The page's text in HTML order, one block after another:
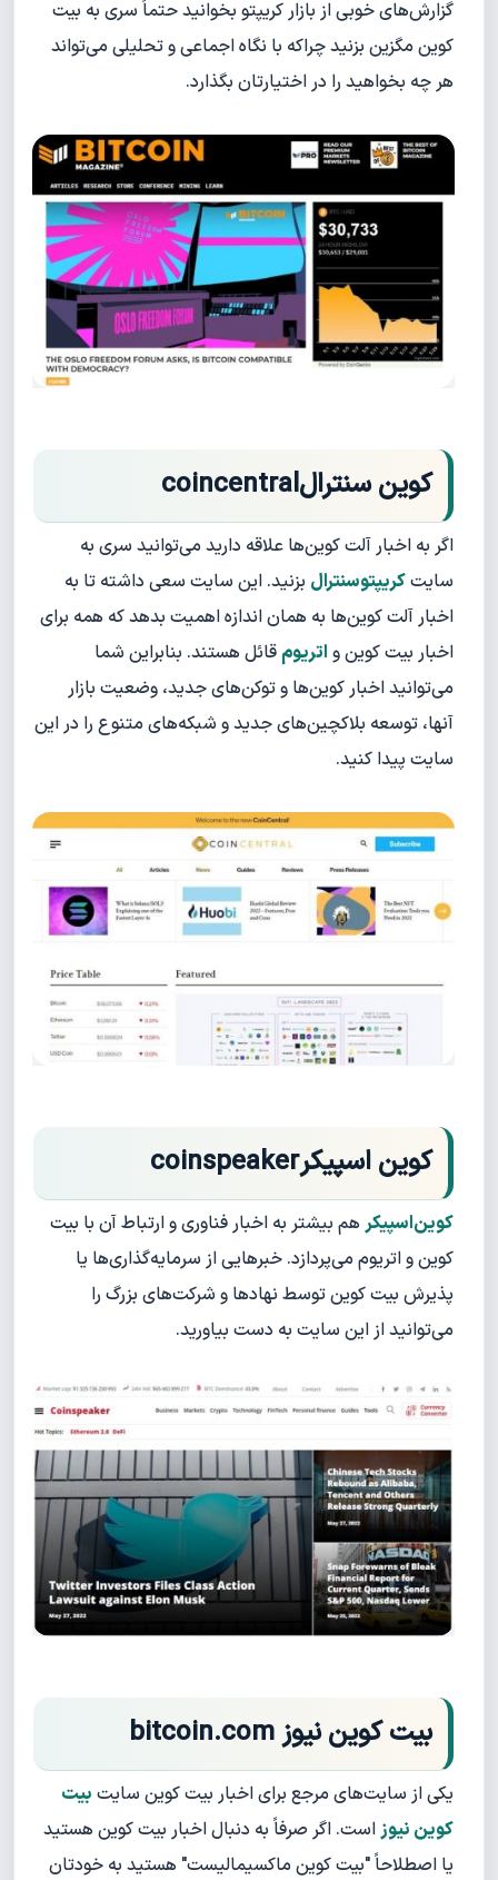
گزارش‌های خوبی از بازار کریپتو بخوانید حتماً سری به بیت
کوین مگزین بزنید چراکه با نگاه اجماعی و تحلیلی می‌تواند
هر چه بخواهید را در اختیارتان بگذارد.
کوین سنترالcoincentral
اگر به اخبار آلت کوین‌ها علاقه دارید می‌توانید سری به
سایتکریپتوسنترال بزنید. این سایت سعی داشته تا به
اخبار آلت کوین‌ها به همان اندازه اهمیت بدهد که همه برای
اخبار بیت کوین و اتریوم قائل هستند. بنابراین شما
می‌توانید اخبار کوین‌ها و توکن‌های جدید، وضعیت بازار
آنها، توسعه بلاکچین‌های جدید و شبکه‌های متنوع را در این
سایت پیدا کنید.
کوین اسپیکرcoinspeaker
کوین‌اسپیکر هم بیشتر به اخبار فناوری و ارتباط آن با بیت
کوین و اتریوم می‌پردازد. خبرهایی از سرمایه‌گذاری‌ها یا
پذیرش بیت کوین توسط نهادها و شرکت‌های بزرگ را
می‌توانید از این سایت به دست بیاورید.
بیت کوین نیوز bitcoin.com
یکی از سایت‌های مرجع برای اخبار بیت کوین سایت بیت
کوین نیوز است. اگر صرفاً به دنبال اخبار بیت کوین هستید
یا اصطلاحاً "بیت کوین ماکسیمالیست" هستید به خودتان